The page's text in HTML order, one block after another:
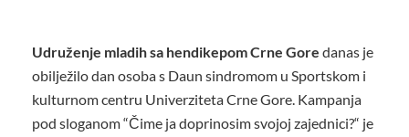
Udruženje mladih sa hendikepom Crne Gore danas je
obilježilo dan osoba s Daun sindromom u Sportskom i
kulturnom centru Univerziteta Crne Gore. Kampanja
pod sloganom “Čime ja doprinosim svojoj zajednici?“ je